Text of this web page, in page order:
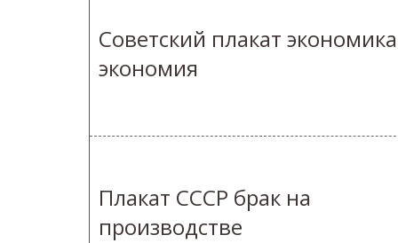
Советский плакат
экономия
Плакат СССР брак на
производстве